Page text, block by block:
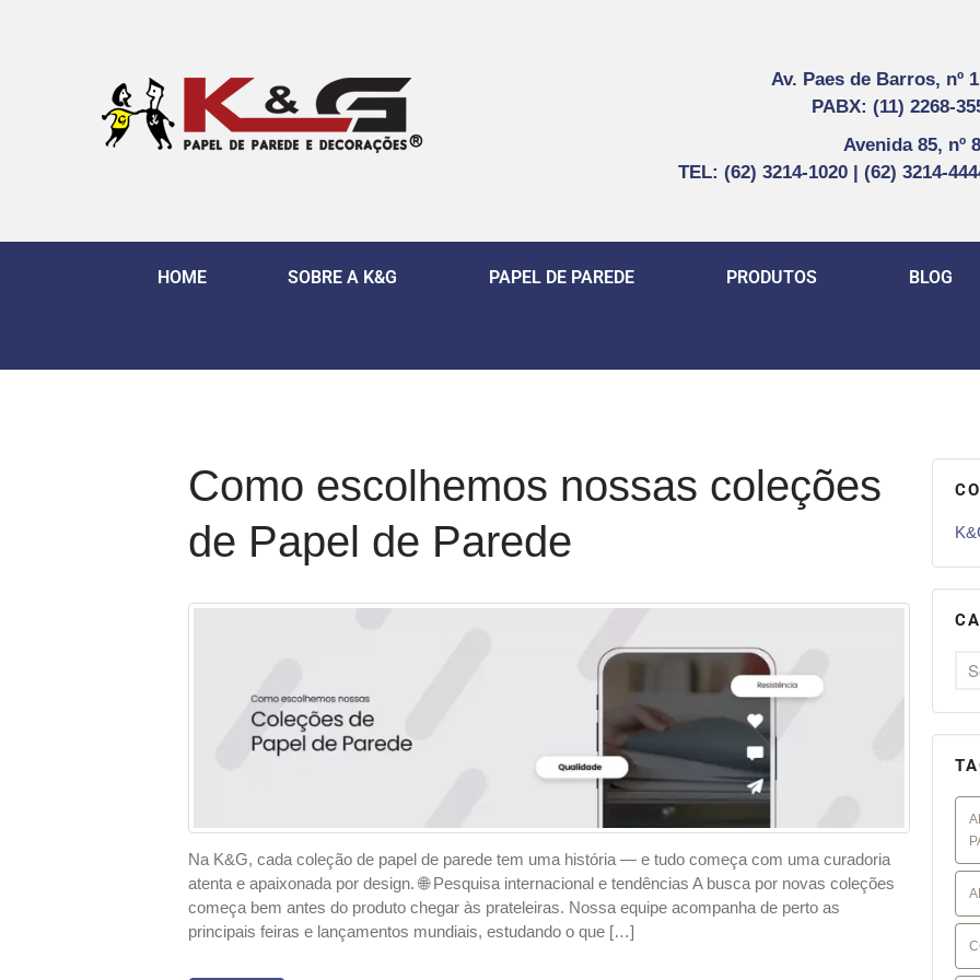
Av. Paes de Barros, nº
PABX: (11) 2268-
Avenida 85, nº
TEL: (62) 3214-1020 | (62) 3214-
HOME SOBRE A K&G PAPEL DE PAREDE PRODUTOS BLOG
Como escolhemos nossas coleções
de Papel de Parede
Na K&G, cada coleção de papel de parede tem uma história — e tudo começa com uma curadoria
atenta e apaixonada por design. 🌐 Pesquisa internacional e tendências A busca por novas coleções
começa bem antes do produto chegar às prateleiras. Nossa equipe acompanha de perto as
principais feiras e lançamentos mundiais, estudando o que […]